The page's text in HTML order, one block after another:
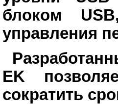
блоком
управления
EK
сократить